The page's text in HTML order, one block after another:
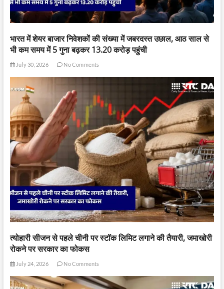
भारत में शेयर बाजार निवेशकों की संख्या में जबरदस्त उछाल, आठ साल से
भी कम समय में 5 गुना बढ़कर 13.20 करोड़ पहुंची
July 30, 2026 No Comments
त्योहारी सीजन से पहले चीनी पर स्टॉक लिमिट लगाने की तैयारी, जमाखोरी
रोकने पर सरकार का फोकस
July 24, 2026 No Comments